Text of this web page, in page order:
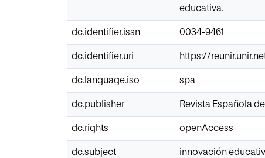
educativa.
dc.identifier.issn 0034-9461
dc.identifier.uri https://
dc.language.iso spa
dc.publisher Revista Española
dc.rights openAccess
dc.subject innovación